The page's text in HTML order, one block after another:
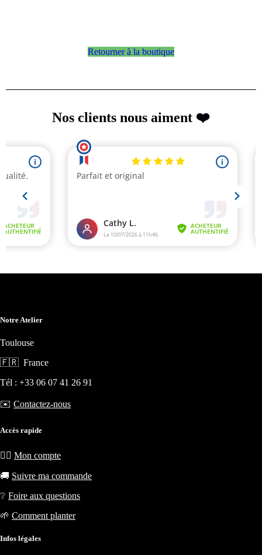
Retourner à la boutique
Nos clients nous aiment ❤️
Notre Atelier
Toulouse
🇫🇷 France
Tél : +33 06 07 41 26 91
✉️ Contactez-nous
Accès rapide
🧙‍♂️ Mon compte
🚚 Suivre ma commande
❔ Foire aux questions
🌱 Comment planter
Infos légales